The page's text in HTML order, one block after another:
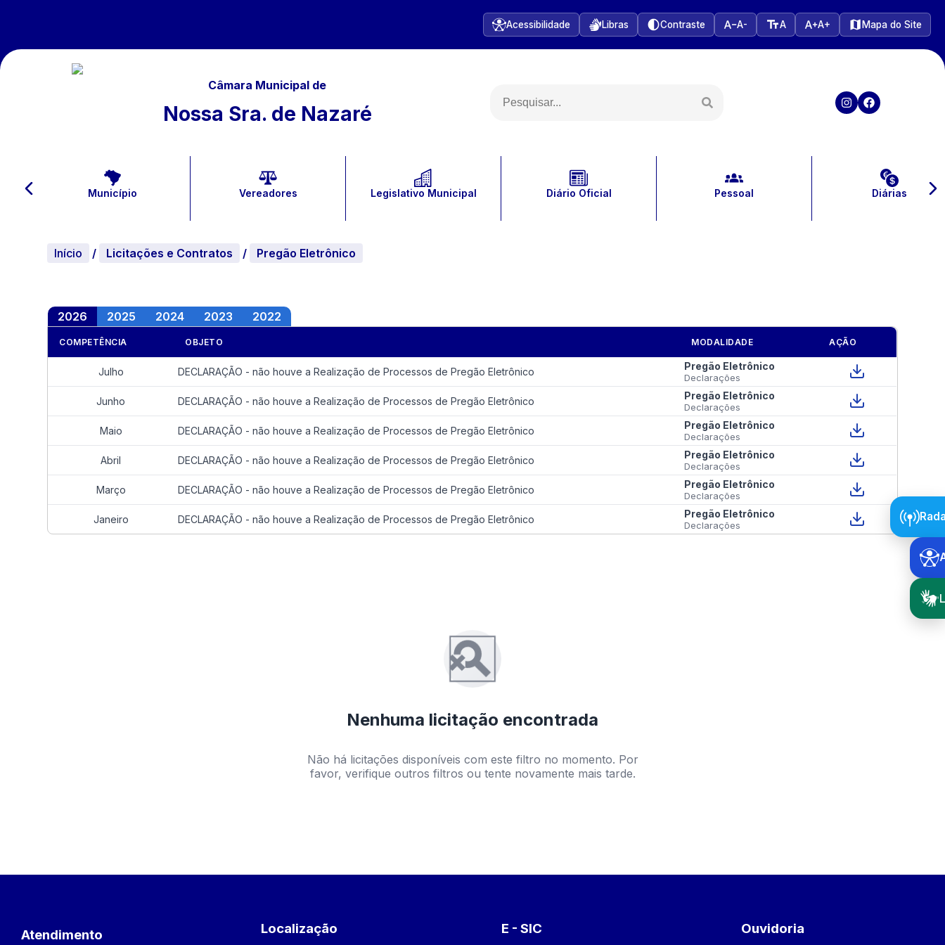
Acessibilidade Libras Contraste A- A A+ Mapa do Site
Câmara Municipal de
Nossa Sra. de Nazaré
Município Vereadores Legislativo Municipal Diário Oficial Pessoal Diárias
Início / Licitações e Contratos / Pregão Eletrônico
2026 2025 2024 2023 2022
COMPETÊNCIA OBJETO MODALIDADE AÇÃO
Julho DECLARAÇÃO - não houve a Realização de Processos de Pregão Eletrônico Pregão Eletrônico
Declarações
Junho DECLARAÇÃO - não houve a Realização de Processos de Pregão Eletrônico Pregão Eletrônico
Declarações
Maio DECLARAÇÃO - não houve a Realização de Processos de Pregão Eletrônico Pregão Eletrônico
Declarações
Abril DECLARAÇÃO - não houve a Realização de Processos de Pregão Eletrônico Pregão Eletrônico
Declarações
Março DECLARAÇÃO - não houve a Realização de Processos de Pregão Eletrônico Pregão Eletrônico
Declarações
Janeiro DECLARAÇÃO - não houve a Realização de Processos de Pregão Eletrônico Pregão Eletrônico
Declarações
Nenhuma licitação encontrada
Não há licitações disponíveis com este filtro no momento. Por
favor, verifique outros filtros ou tente novamente mais tarde.
Atendimento Localização E - SIC Ouvidoria